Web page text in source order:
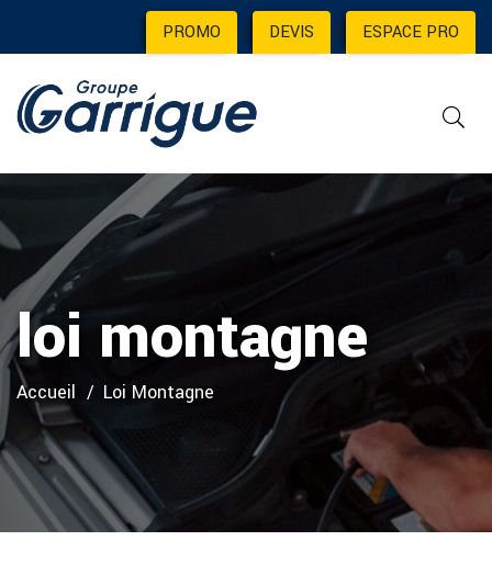
PROMO | DEVIS | ESPACE PRO
loi montagne
Accueil Loi Montagne